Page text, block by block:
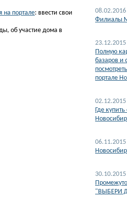
на портале: ввести свои
об участие дома в
Филиалы
Полную
базаров и
портале
Где
"ВЫБЕРИ